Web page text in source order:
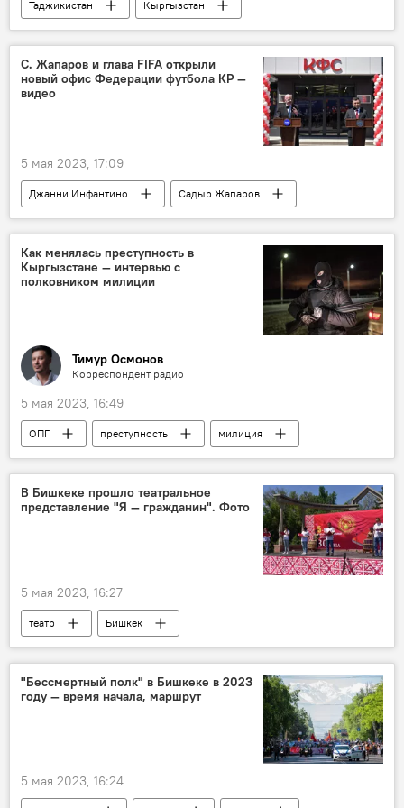
Таджикистан
Кыргызстан
Садыр Жапаров
Эмомали Рахмон
Владимир Путин
приглашение
В мире
Политика 9 Мая
С. Жапаров и глава FIFA открыли
новый офис Федерации футбола КР —
видео
5 мая 2023, 17:09
Джанни Инфантино
Садыр Жапаров
офис
открытие
Бишкек
видео
Федерация футбола Кыргызской Республики
Как менялась преступность в
Кыргызстане — интервью с
полковником милиции
Тимур Осмонов
Корреспондент радио
5 мая 2023, 16:49
ОПГ преступность
милиция
Александр Зеличенко
история
закон
В Бишкеке прошло театральное
представление "Я — гражданин". Фото
5 мая 2023, 16:27
театр
Бишкек
Конституционный суд
фото
"Бессмертный полк" в Бишкеке в 2023
году — время начала, маршрут
5 мая 2023, 16:24